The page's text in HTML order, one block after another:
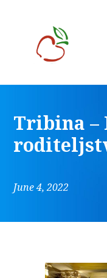
Tribina –
June 4, 2022